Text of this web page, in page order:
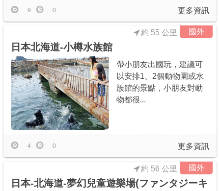
更多資訊
9 0
國外
約 55 公里
日本北海道-小樽水族館
帶小朋友出國玩，建議可
以安排1、2個動物園或水
族館的景點，小朋友對動
物都很...
更多資訊
4 0
國外
約 56 公里
日本-北海道-夢幻兒童遊樂場(ファンタジーキ